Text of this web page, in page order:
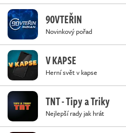
90VTEŘIN
Novinkový pořad
V KAPSE
Herní svět v kapse
TNT - Tipy a Triky
Nejlepší rady jak hrát